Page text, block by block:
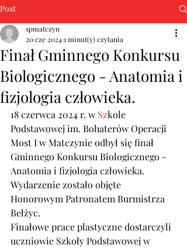
Post
Finał Gminnego Konkursu
Biologicznego - Anatomia i
fizjologia człowieka.
spmatczyn
20 cze 20241 minut(y) czytania
18 czerwca 2024 r. w Szkole
Podstawowej im. Bohaterów Operacji
Most I w Matczynie odbył się finał
Gminnego Konkursu Biologicznego -
Anatomia i fizjologia człowieka.
Wydarzenie zostało objęte
Honorowym Patronatem Burmistrza
Bełżyc.
Finałowe prace plastyczne dostarczyli
uczniowie Szkoły Podstawowej w